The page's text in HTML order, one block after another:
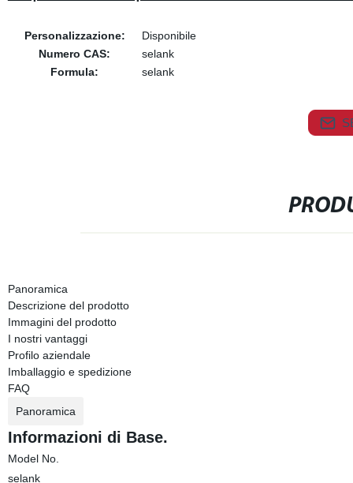
Personalizzazione:
Disponibile
Numero CAS:
selank
Formula:
selank
Panoramica
Descrizione del prodotto
Immagini del prodotto
I nostri vantaggi
Profilo aziendale
Imballaggio e spedizione
FAQ
Panoramica
Informazioni di Base.
Model No.
selank